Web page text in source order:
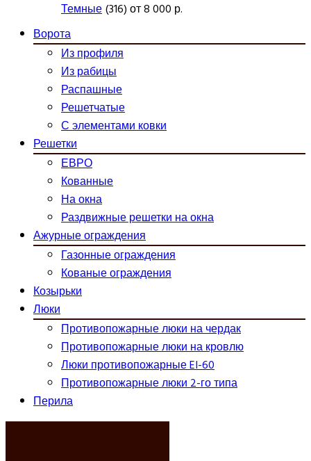
Темные(316) от 8 000 р.
Ворота
Из профиля
Из рабицы
Распашные
Решетчатые
С элементами ковки
Решетки
ЕВРО
Кованные
На окна
Раздвижные решетки на окна
Ажурные ограждения
Газонные ограждения
Кованые ограждения
Козырьки
Люки
Противопожарные люки на чердак
Противопожарные люки на кровлю
Люки противопожарные EI-60
Противопожарные люки 2-го типа
Перила